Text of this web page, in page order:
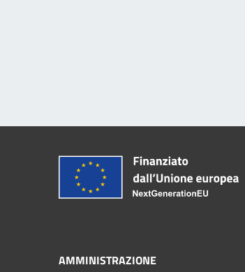
AMMINISTRAZIONE